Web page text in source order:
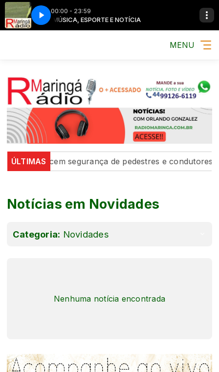
00:00 - 23:59
MÚSICA, ESPORTE E NOTÍCIA
MENU
ÚLTIMAS
fortalecem segurança de pedestres e condutores
Notícias em Novidades
Categoria: Novidades
Nenhuma notícia encontrada